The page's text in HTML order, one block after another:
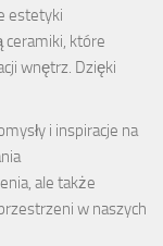
estetyki
ceramiki, które
wnętrz. Dzięki
i inspiracje na
ale także
w naszych